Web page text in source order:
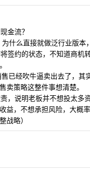
金流？
什么直接就做泛行业版本
签约的状态，不知道商机
已经吹牛逼卖出去了，
卖策略这整件事想清楚。
，说明老板并不想投太多
益，不想承担风险，大概
战略）